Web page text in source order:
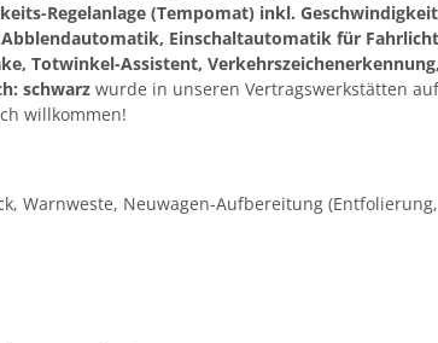
Regelanlage (Tempomat) inkl.
Einschaltautomatik für
Totwinkel-Assistent, Verkehrszeichenerkennung,
schwarz wurde in unseren Vertragswerkstätten
willkommen!
Warnweste, Neuwagen-Aufbereitung